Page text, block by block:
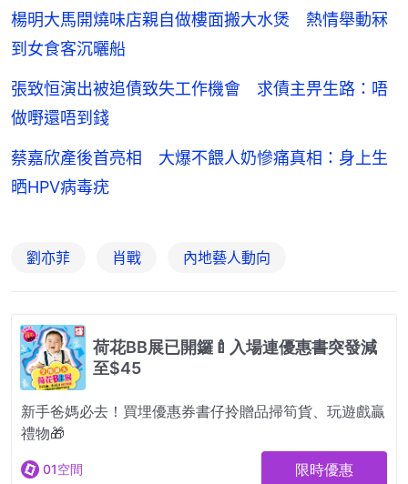
楊明大馬開燒味店親自做樓面搬大水煲 熱情舉動冧
到女食客沉曬船
張致恒演出被追債致失工作機會 求債主畀生路：唔
做嘢還唔到錢
蔡嘉欣產後首亮相 大爆不餵人奶慘痛真相：身上生
晒HPV病毒疣
劉亦菲 肖戰 內地藝人動向